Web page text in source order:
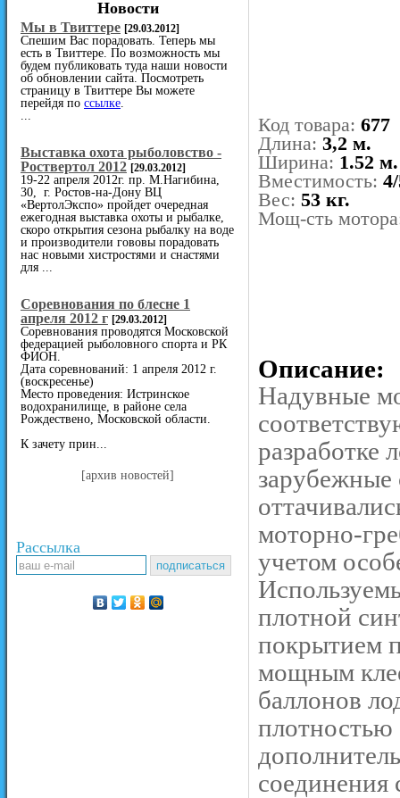
Новости
Мы в Твиттере [29.03.2012]
Спешим Вас порадовать. Теперь мы
есть в Твиттере. По возможность мы
будем публиковать туда наши новости
об обновлении сайта. Посмотреть
страницу в Твиттере Вы можете
перейдя по ссылке
Выставка охота рыболовство -
Роствертол 2012 [29.03.2012]
19-22 апреля 2012г. пр. М.Нагибина,
30, г. Ростов-на-Дону ВЦ
«ВертолЭкспо» пройдет очередная
ежегодная выставка охоты и рыбалке,
скоро открытия сезона рыбалку на воде
и производители гововы порадовать
нас новыми хистростями и снастями
для ...
Cоревнования по блесне 1
апреля 2012 г [29.03.2012]
Соревнования проводятся Московской
федерацией рыболовного спорта и РК
ФИОН.
Дата соревнований: 1 апреля 2012 г.
(воскресенье)
Место проведения: Истринское
водохранилище, в районе села
Рождествено, Московской области.
К зачету прин...
[архив новостей]
Рассылка
Код товара: 677
Длина: 3,2 м.
Ширина: 1.52 м.
Вместимость:
Вес: 53 кг.
Мощ-сть
Описание:
Надувные
разработке
зарубежные
моторно-
учетом
плотной
покрытием
мощным
баллонов
соединения